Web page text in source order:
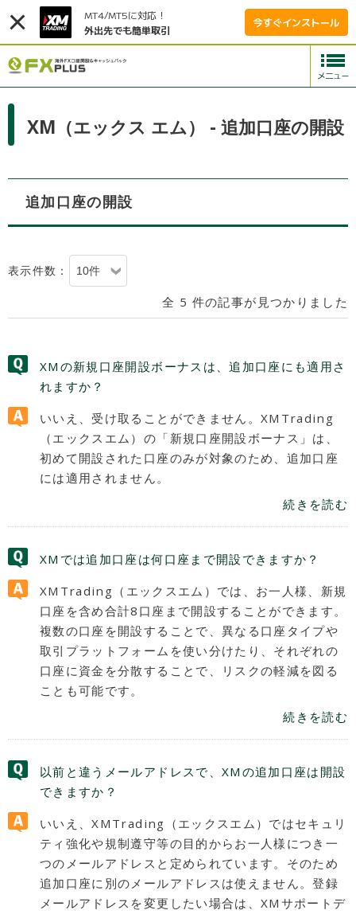
MT4/MT5に対応！
外出先でも簡単取引
今すぐインストール
XM（エックス エム） - 追加口座の開設
追加口座の開設
表示件数：
全 5 件の記事が見つかりました
XMの新規口座開設ボーナスは、追加口座にも適用さ
れますか？
いいえ、受け取ることができません。XMTrading
（エックスエム）の「新規口座開設ボーナス」は、
初めて開設された口座のみが対象のため、追加口座
には適用されません。
続きを読む
XMでは追加口座は何口座まで開設できますか？
XMTrading（エックスエム）では、お一人様、新規
口座を含め合計8口座まで開設することができます。
複数の口座を開設することで、異なる口座タイプや
取引プラットフォームを使い分けたり、それぞれの
口座に資金を分散することで、リスクの軽減を図る
ことも可能です。
続きを読む
以前と違うメールアドレスで、XMの追加口座は開設
できますか？
いいえ、XMTrading（エックスエム）ではセキュリ
ティ強化や規制遵守等の目的からお一人様につき一
つのメールアドレスと定められています。そのため
追加口座に別のメールアドレスは使えません。登録
メールアドレスを変更したい場合は、XMサポートデ